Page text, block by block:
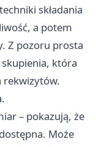
składania
a potem
Z pozoru prosta
skupienia, która
rekwizytów.
– pokazują, że
Może